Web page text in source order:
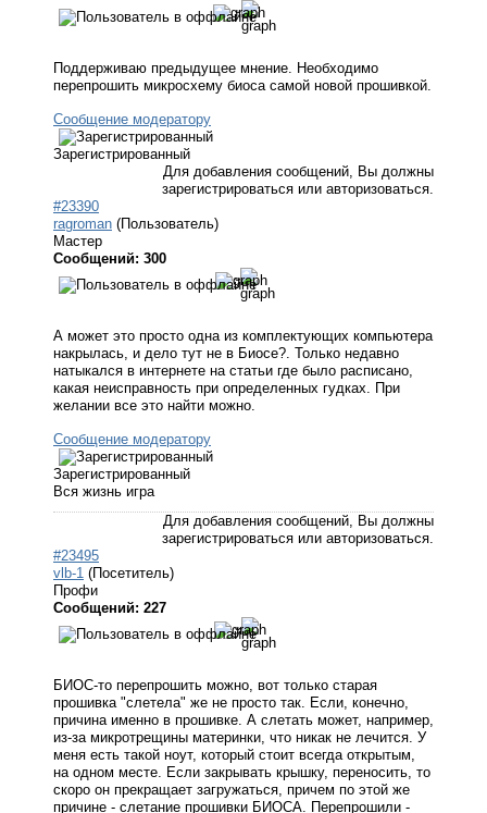
Поддерживаю предыдущее мнение. Необходимо
перепрошить микросхему биоса самой новой прошивкой.
Сообщение модератору
Зарегистрированный
Для добавления сообщений, Вы должны
зарегистрироваться или авторизоваться.
#23390
ragroman (Пользователь)
Мастер
Сообщений: 300
А может это просто одна из комплектующих компьютера
накрылась, и дело тут не в Биосе?. Только недавно
натыкался в интернете на статьи где было расписано,
какая неисправность при определенных гудках. При
желании все это найти можно.
Сообщение модератору
Зарегистрированный
Вся жизнь игра
Для добавления сообщений, Вы должны
зарегистрироваться или авторизоваться.
#23495
vlb-1 (Посетитель)
Профи
Сообщений: 227
БИОС-то перепрошить можно, вот только старая
прошивка "слетела" же не просто так. Если, конечно,
причина именно в прошивке. А слетать может, например,
из-за микротрещины материнки, что никак не лечится. У
меня есть такой ноут, который стоит всегда открытым,
на одном месте. Если закрывать крышку, переносить, то
скоро он прекращает загружаться, причем по этой же
причине - слетание прошивки БИОСА. Перепрошили -